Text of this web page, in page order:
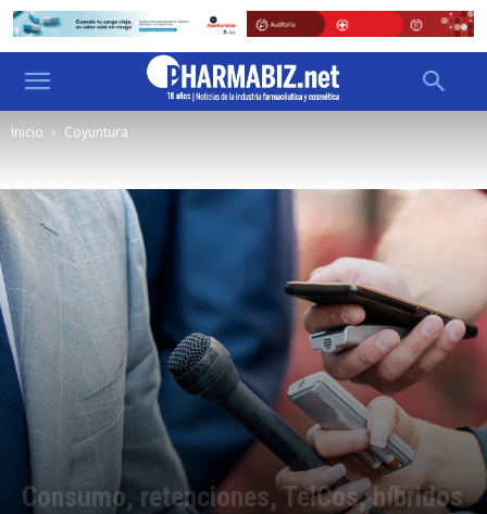
Inicio Coyuntura
Consumo, retenciones, TelCos, híbridos